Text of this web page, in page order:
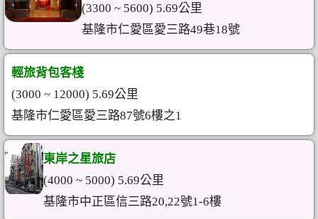
(3300 ~ 5600) 5.69公里
基隆市仁愛區愛三路49巷18號
輕旅背包客棧
(3000 ~ 12000) 5.69公里
基隆市仁愛區愛三路87號6樓之1
東岸之星旅店
(4000 ~ 5000) 5.69公里
基隆市中正區信三路20,22號1-6樓